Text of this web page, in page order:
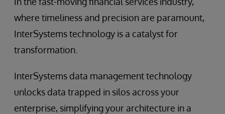
where timeliness and precision are paramount,
InterSystems technology is a catalyst for
transformation.
InterSystems data management technology
unlocks data trapped in silos across your
enterprise, simplifying your architecture in a